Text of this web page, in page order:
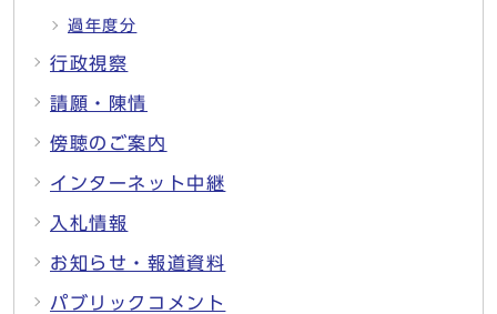
過年度分
行政視察
請願・陳情
傍聴のご案内
インターネット中継
入札情報
お知らせ・報道資料
パブリックコメント